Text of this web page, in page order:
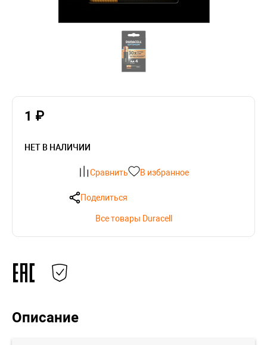
1 ₽
НЕТ В НАЛИЧИИ
Сравнить В избранное
Поделиться
Все товары Duracell
Описание